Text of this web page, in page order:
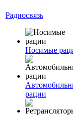
Радиосвязь
Носимые
рации